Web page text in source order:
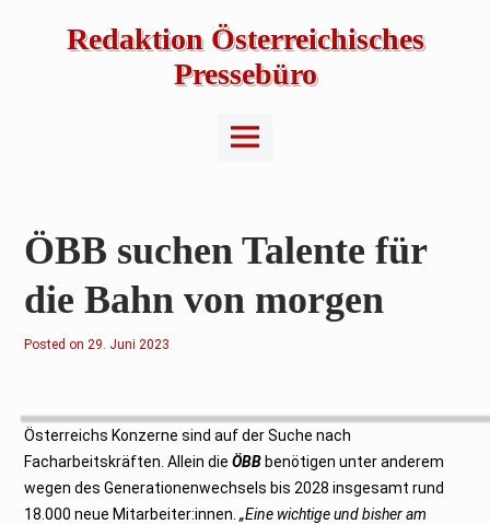
Redaktion Österreichisches
Pressebüro
Main
Menu
ÖBB suchen Talente für
die Bahn von morgen
Posted on2
n
i
2
0
2
3
29. Juni 2023
Österreichs Konzerne sind auf der Suche nach
Facharbeitskräften. Allein dieÖBB benötigen unter anderem
wegen des Generationenwechsels bis 2028 insgesamt rund
18.000 neue Mitarbeiter:innen.„Eine wichtige und bisher am